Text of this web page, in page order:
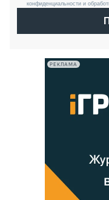
конфиденциальности и
РЕКЛАМА